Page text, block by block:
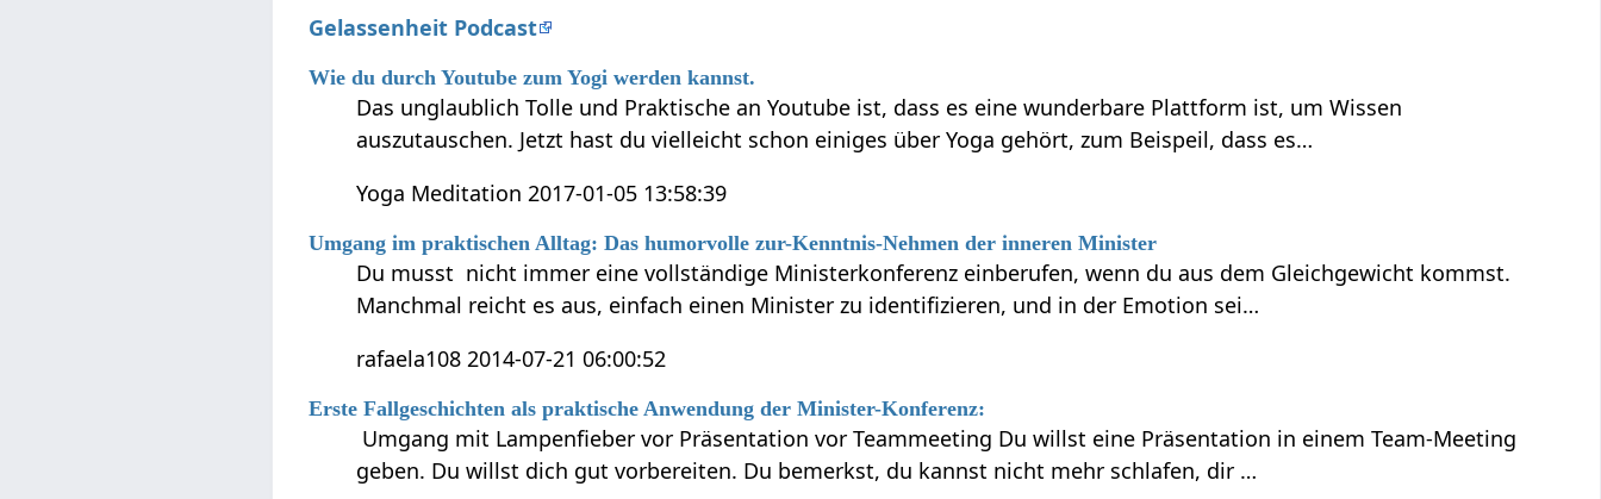
Gelassenheit Podcast
Wie du durch Youtube zum Yogi werden kannst.
Das unglaublich Tolle und Praktische an Youtube ist, dass es eine wunderbare Plattform ist, um Wissen
auszutauschen. Jetzt hast du vielleicht schon einiges über Yoga gehört, zum Beispeil, dass es…
Yoga Meditation 2017-01-05 13:58:39
Umgang im praktischen Alltag: Das humorvolle zur-Kenntnis-Nehmen der inneren Minister
Du musst nicht immer eine vollständige Ministerkonferenz einberufen, wenn du aus dem Gleichgewicht kommst.
Manchmal reicht es aus, einfach einen Minister zu identifizieren, und in der Emotion sei…
rafaela108 2014-07-21 06:00:52
Erste Fallgeschichten als praktische Anwendung der Minister-Konferenz:
Umgang mit Lampenfieber vor Präsentation vor Teammeeting Du willst eine Präsentation in einem Team-Meeting
geben. Du willst dich gut vorbereiten. Du bemerkst, du kannst nicht mehr schlafen, dir …